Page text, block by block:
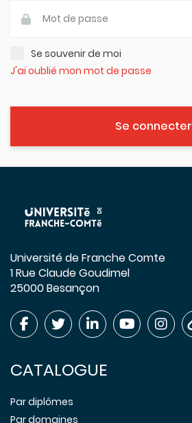
Se souvenir de moi
J'ai oublié mon mot de passe
Se connecter
Université de Franche Comte
1 Rue Claude Goudimel
25000 Besançon
CATALOGUE
Par diplômes
Par domaines